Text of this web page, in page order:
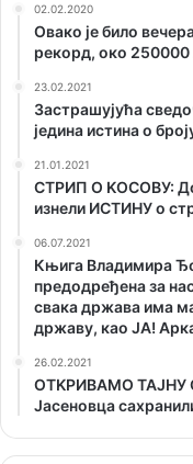
02.02.2020
Овако је било
рекорд, око 250000
23.02.2021
Застрашујућа
једина истина о
21.01.2021
СТРИП О KОСОВУ:
изнели ИСТИНУ о
06.07.2021
Књига Владимира
предодређена за
свака држава има
државу, као ЈА!
26.02.2021
ОТKРИВАМО ТАЈНУ
Јасеновца